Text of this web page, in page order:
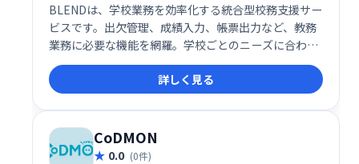
BLENDは、学校業務を効率化する統合型校務支援サー
ビスです。出欠管理、成績入力、帳票出力など、教務
業務に必要な機能を網羅。学校ごとのニーズに合わせ
た柔軟なカスタマイズが可能なため、最適なシステム
構築を実現します。リーズナブルな価格で、学校独自
の運用方法に合わせた運用が可能です。
詳しく見る
CoDMON
0.0 (0件)